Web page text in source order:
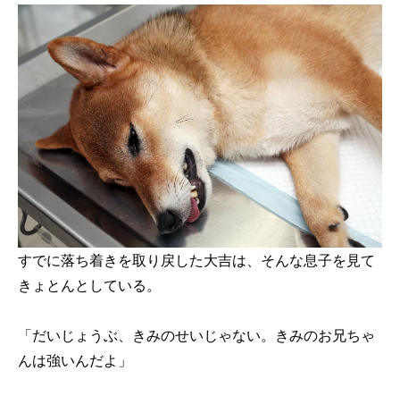
すでに落ち着きを取り戻した大吉は、そんな息子を見て
きょとんとしている。
「だいじょうぶ、きみのせいじゃない。きみのお兄ちゃ
んは強いんだよ」